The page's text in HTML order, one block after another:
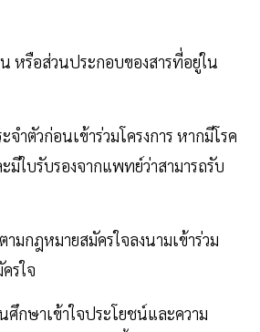
หรือส่วนประกอบของสารที่อยู่ใน
จำตัวก่อนเข้าร่วมโครงการ หากมีโรค
มีใบรับรองจากแพทย์ว่าสามารถรับ
มกฎหมายสมัครใจลงนามเข้าร่วม
รใจ
กษาเข้าใจประโยชน์และความ